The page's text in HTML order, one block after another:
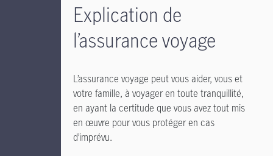
Explication de
l’assurance voyage
L’assurance voyage peut vous aider, vous et
votre famille, à voyager en toute tranquillité,
en ayant la certitude que vous avez tout mis
en œuvre pour vous protéger en cas
d’imprévu.